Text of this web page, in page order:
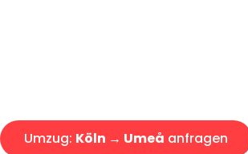
Umzug: Köln → Umeå anfragen